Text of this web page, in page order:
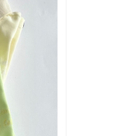
بر اساس سن